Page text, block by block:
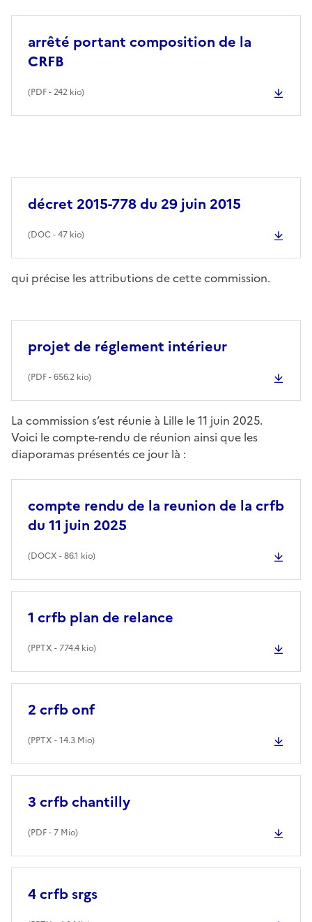
arrêté portant composition de la
CRFB
(PDF- 242 kio)
décret 2015-778 du 29 juin 2015
(DOC- 47 kio)
qui précise les attributions de cette commission.
projet de réglement intérieur
(PDF- 656.2 kio)
La commission s’est réunie à Lille le 11 juin 2025.
Voici le compte-rendu de réunion ainsi que les
diaporamas présentés ce jour là :
compte rendu de la reunion de la crfb
du 11 juin 2025
(DOCX - 86.1 kio)
1 crfb plan de relance
(PPTX - 774.4 kio)
2 crfb onf
(PPTX - 14.3 Mio)
3 crfb chantilly
(PDF- 7 Mio)
4 crfb srgs